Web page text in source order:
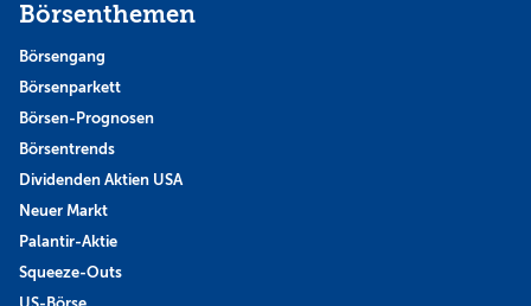
Börsenthemen
Börsengang
Börsenparkett
Börsen-Prognosen
Börsentrends
Dividenden Aktien USA
Neuer Markt
Palantir-Aktie
Squeeze-Outs